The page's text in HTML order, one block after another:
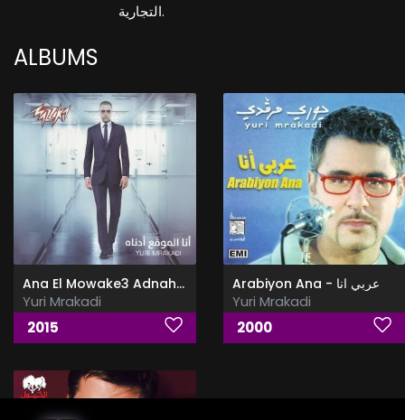
التجارية.
ALBUMS
Ana El Mowake3 Adnah - انا الموقع ادناه
Yuri Mrakadi
2015
Arabiyon Ana - عربي انا
Yuri Mrakadi
2000